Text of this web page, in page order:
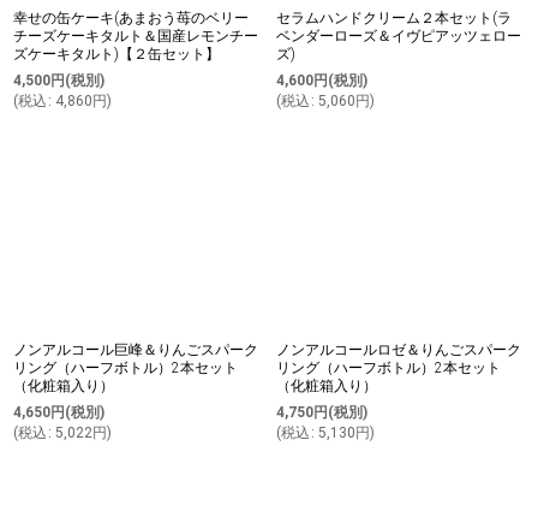
幸せの缶ケーキ(あまおう苺のベリー
チーズケーキタルト＆国産レモンチー
ズケーキタルト)【２缶セット】
4,500円 (税別)
(税込 : 4,860 円)
セラムハンドクリーム２本セット(ラ
ベンダーローズ＆イヴピアッツェロー
ズ)
4,600円 (税別)
(税込 : 5,060 円)
ノンアルコール巨峰＆りんごスパーク
リング（ハーフボトル）2本セット
（化粧箱入り）
4,650円 (税別)
(税込 : 5,022円)
ノンアルコールロゼ＆りんごスパーク
リング（ハーフボトル）2本セット
（化粧箱入り）
4,750円 (税別)
(税込 : 5,130 円)